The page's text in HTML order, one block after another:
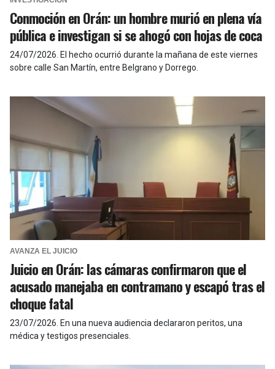
Conmoción en Orán: un hombre murió en plena vía
pública e investigan si se ahogó con hojas de coca
24/07/2026 El hecho ocurrió durante la mañana de este viernes
sobre calle San Martín, entre Belgrano y Dorrego.
AVANZA EL JUICIO
Juicio en Orán: las cámaras confirmaron que el
acusado manejaba en contramano y escapó tras el
choque fatal
23/07/2026 En una nueva audiencia declararon peritos, una
médica y testigos presenciales.